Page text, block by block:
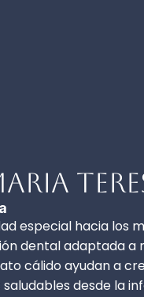
especial hacia los
dental adaptada a
cálido ayudan a
desde la